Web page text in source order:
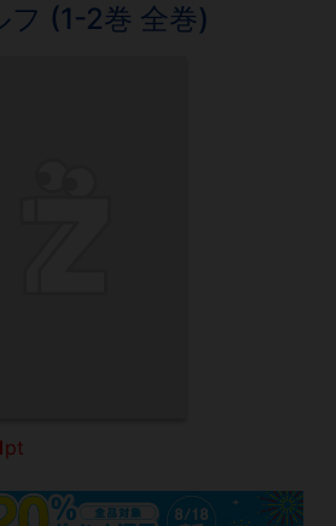
フ (1-2巻 全巻)
pt